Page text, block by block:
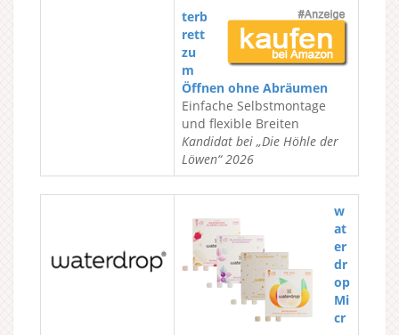
terb
rett
zu
m
Öffnen ohne Abräumen
Einfache Selbstmontage
und flexible Breiten
Kandidat bei „Die Höhle der
Löwen“ 2026
w
at
er
dr
op
Mi
cr